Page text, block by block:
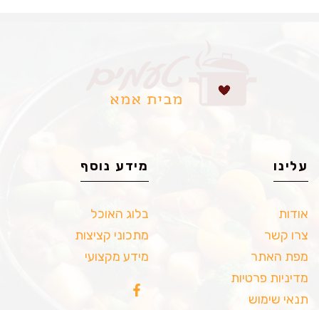
עלינו
אודות
צרו קשר
מפת האתר
מדיניות פרטיות
תנאי שימוש
מידע נוסף
בלוג האוכל
מתכוני קציצות
מידע מקצועי